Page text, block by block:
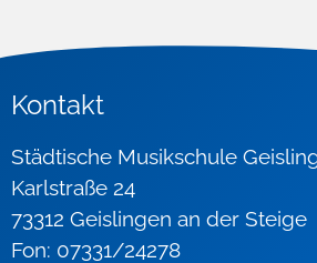
Kontakt
Städtische Musikschule
Karlstraße 24
73312 Geislingen an der Steige
Fon: 07331/24278